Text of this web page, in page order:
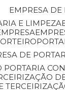
EMPRESA
E LIMPEZA
DE
PORTARIA